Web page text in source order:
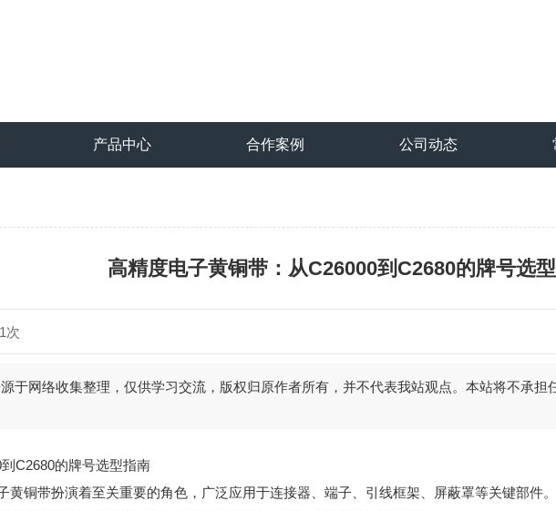
产品中心 合作案例 公司动态
高精度电子黄铜带：从C26000到C2680的牌号选
次
于网络收集整理，仅供学习交流，版权归原作者所有，并不代表我站观点。本站将不承
C2680的牌号选型指南
黄铜带扮演着至关重要的角色，广泛应用于连接器、端子、引线框架、屏蔽罩等关键部件